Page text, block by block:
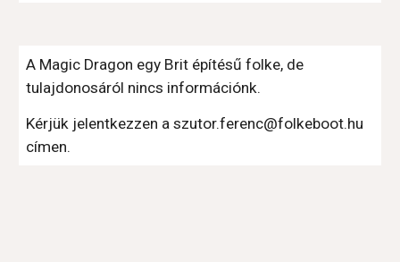
A Magic Dragon egy Brit építésű folke, de
tulajdonosáról nincs információnk.
Kérjük jelentkezzen a szutor.ferenc@folkeboot.hu
címen.